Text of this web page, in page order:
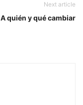
Next article
A quién y qué cambiar